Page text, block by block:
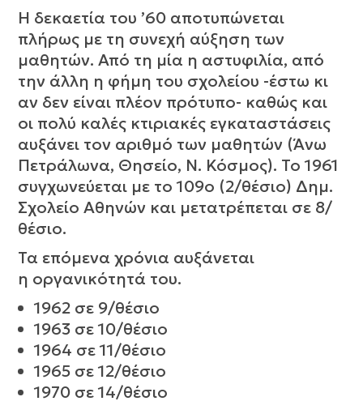
Η δεκαετία του ’60 αποτυπώνεται
πλήρως με τη συνεχή αύξηση των
μαθητών. Από τη μία η αστυφιλία, από
την άλλη η φήμη του σχολείου -έστω κι
αν δεν είναι πλέον πρότυπο- καθώς και
οι πολύ καλές κτιριακές εγκαταστάσεις
αυξάνει τον αριθμό των μαθητών (Άνω
Πετράλωνα, Θησείο, Ν. Κόσμος). Το 1961
συγχωνεύεται με το 109ο (2/θέσιο) Δημ.
Σχολείο Αθηνών και μετατρέπεται σε 8/
θέσιο.
Τα επόμενα χρόνια αυξάνεται
η οργανικότητά του.
1962 σε 9/θέσιο
1963 σε 10/θέσιο
1964 σε 11/θέσιο
1965 σε 12/θέσιο
1970 σε 14/θέσιο